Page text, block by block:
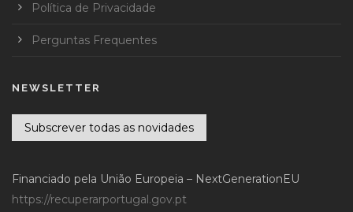
Política de Privacidade
Perguntas Frequentes
NEWSLETTER
Subscrever todas as novidades
Financiado pela União Europeia – NextGenerationEU
https://recuperarportugal.gov.pt